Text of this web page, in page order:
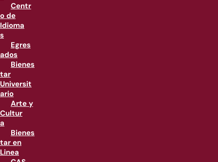
Centr
o de
Idioma
s
Egres
ados
Bienes
tar
Universit
ario
Arte y
Cultur
a
Bienes
tar en
Linea